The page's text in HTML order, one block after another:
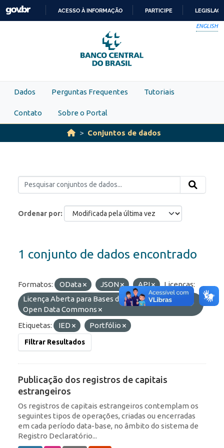
Skip to main content
PARA
O
CONTEÚDO
ACESSO À INFORMAÇÃO PARTICIPE
ENGLISH
Dados Perguntas Frequentes Tutoriais
Contato Sobre o Portal
Conjuntos de dados
Ordenar por
1 conjunto de dados encontrado
Formatos: OData JSON API
Licenças:
Licença Aberta para Bases de Dados (ODbL) do
Open Data Commons
Etiquetas:
IED Portfólio
Filtrar Resultados
Publicação dos registros de capitais
estrangeiros
Os registros de capitais estrangeiros contemplam os
seguintes tipos de operações, criadas ou encerradas
em cada período data-base, no âmbito do sistema de
Registro Declaratório...